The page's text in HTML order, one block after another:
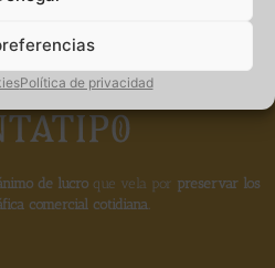
Política de privacidad
de lucroque vela por preservar los
comercial cotidiana.